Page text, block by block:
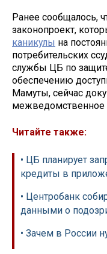
Ранее сообщалось,
законопроект,
каникулы на
потребительских
службы ЦБ по
обеспечению
Мамуты, сейчас
межведомственное
Читайте также:
• ЦБ планирует
кредиты в
• Центробанк
данными о
• Зачем в России